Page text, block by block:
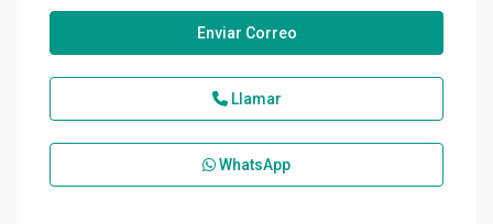
Enviar Correo
Llamar
WhatsApp